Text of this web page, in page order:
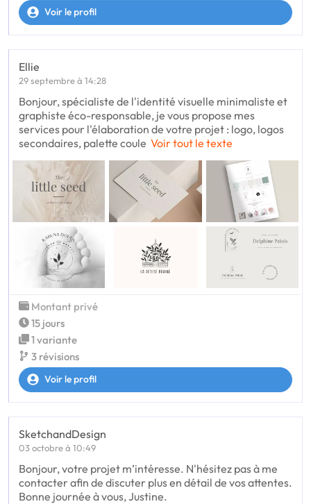
Voir le profil
Ellie
29 septembre à 14:28
Bonjour, spécialiste de l'identité visuelle minimaliste et
graphiste éco-responsable, je vous propose mes
services pour l'élaboration de votre projet : logo, logos
secondaires, palette coule Voir tout le texte
Montant privé
15 jours
1 variante
3 révisions
Voir le profil
SketchandDesign
03 octobre à 10:49
Bonjour, votre projet m’intéresse. N'hésitez pas à me
contacter afin de discuter plus en détail de vos attentes.
Bonne journée à vous, Justine.